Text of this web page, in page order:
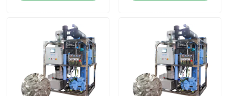
Demandez un devis
Machine à glace à tubes
machine à glace à gros cubes